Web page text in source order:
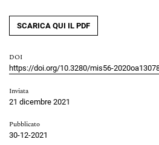
SCARICA QUI IL PDF
DOI
https://doi.org/10.3280/mis56-
Inviata
21 dicembre 2021
Pubblicato
30-12-2021